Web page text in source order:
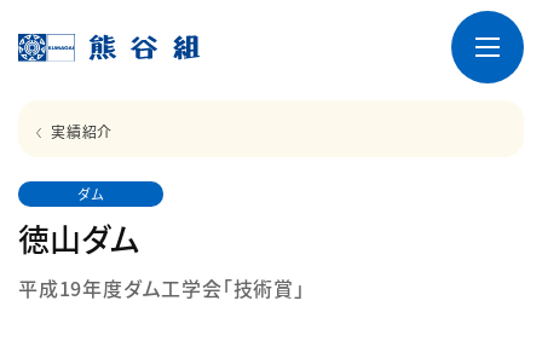
実績紹介
ダム
徳山ダム
平成19年度ダム工学会「技術賞」